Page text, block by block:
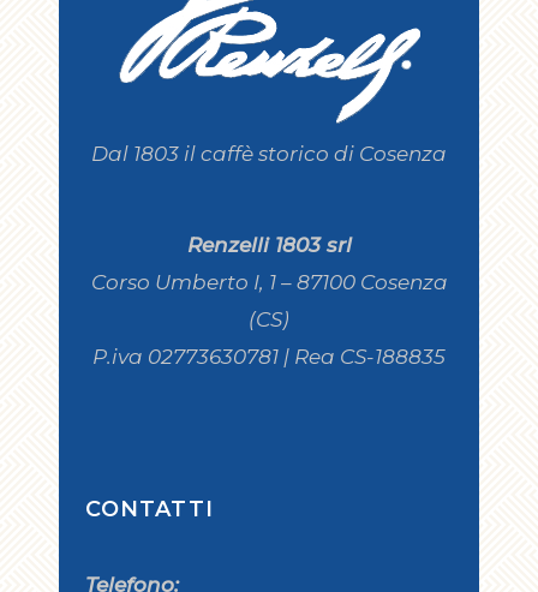
Dal 1803 il caffè storico di Cosenza
Renzelli 1803 srl
Corso Umberto I, 1 – 87100 Cosenza
(CS)
P.iva 02773630781 | Rea CS-188835
CONTATTI
Telefono: